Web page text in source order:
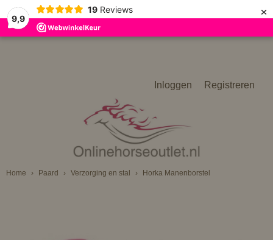
9,9
19 Reviews ×
Inloggen Registreren
Home › Paard › Verzorging en stal › Horka Manenborstel